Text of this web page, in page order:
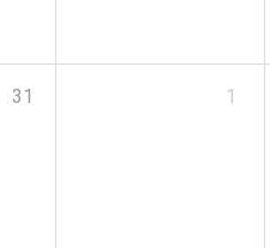
31 1